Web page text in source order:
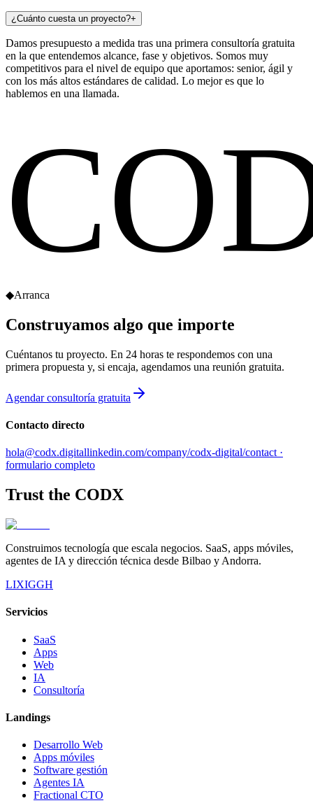
¿Cuánto cuesta un proyecto?+
Damos presupuesto a medida tras una primera consultoría gratuita
en la que entendemos alcance, fase y objetivos. Somos muy
competitivos para el nivel de equipo que aportamos: senior, ágil y
con los más altos estándares de calidad. Lo mejor es que lo
hablemos en una llamada.
◆Arranca
Construyamos algo que importe
Cuéntanos tu proyecto. En 24 horas te respondemos con una
primera propuesta y, si encaja, agendamos una reunión gratuita.
Agendar consultoría gratuita
Contacto directo
hola@codx.digitallinkedin.com/company/codx-digital/contact ·
formulario completo
Trust the CODX
Construimos tecnología que escala negocios. SaaS, apps móviles,
agentes de IA y dirección técnica desde Bilbao y Andorra.
LIXIGGH
Servicios
SaaS
Apps
Web
IA
Consultoría
Landings
Desarrollo Web
Apps móviles
Software gestión
Agentes IA
Fractional CTO